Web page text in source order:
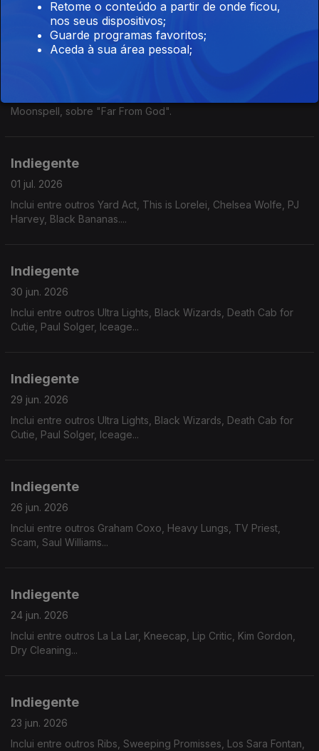
Editors....
Indiegente
Moonspell, sobre "Far From God".
Indiegente
01 jul. 2026
Inclui entre outros Yard Act, This is Lorelei, Chelsea Wolfe, PJ
Harvey, Black Bananas....
Indiegente
30 jun. 2026
Inclui entre outros Ultra Lights, Black Wizards, Death Cab for
Cutie, Paul Solger, Iceage...
Indiegente
29 jun. 2026
Inclui entre outros Ultra Lights, Black Wizards, Death Cab for
Cutie, Paul Solger, Iceage...
Indiegente
26 jun. 2026
Inclui entre outros Graham Coxo, Heavy Lungs, TV Priest,
Scam, Saul Williams...
Indiegente
24 jun. 2026
Inclui entre outros La La Lar, Kneecap, Lip Critic, Kim Gordon,
Dry Cleaning...
Indiegente
23 jun. 2026
Inclui entre outros Ribs, Sweeping Promisses, Los Sara Fontan,
Retome o conteúdo a partir de onde ficou,
nos seus dispositivos;
Guarde programas favoritos;
Aceda à sua área pessoal;